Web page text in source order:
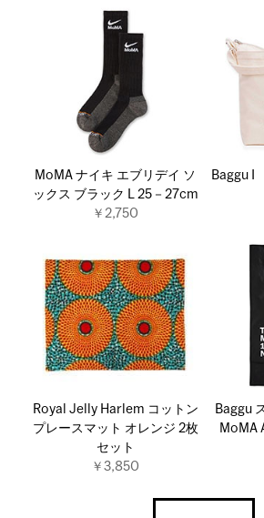
MoMA ナイキ エブリデイ ソ
ックス ブラック L 25－27cm
￥2,750
Baggu I
Royal Jelly Harlem コットン
プレースマット オレンジ 2枚
セット
￥3,850
Baggu
MoMA